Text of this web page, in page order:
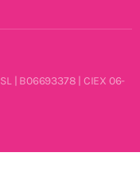
| B06693378 | CIEX 06-